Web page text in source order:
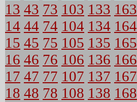
13 43 73 103 133 163
14 44 74 104 134 164
15 45 75 105 135 165
16 46 76 106 136 166
17 47 77 107 137 167
18 48 78 108 138 168